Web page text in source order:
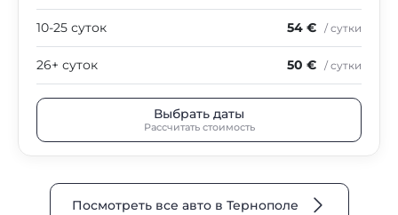
10-25 суток 54 € / сутки
26+ суток 50 € / сутки
Выбрать даты
Рассчитать стоимость
Посмотреть все авто в Тернополе